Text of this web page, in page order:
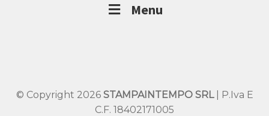
Menu
© Copyright 2026 STAMPAINTEMPO SRL| P.Iva E
C.F. 18402171005